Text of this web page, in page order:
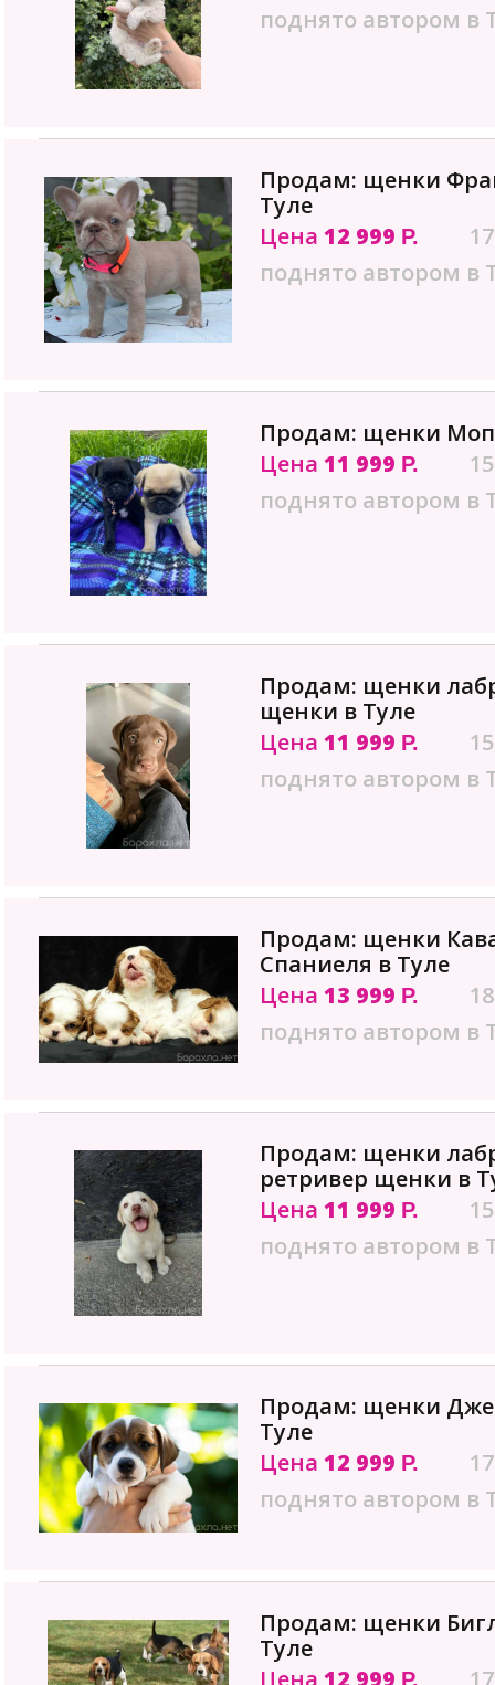
поднято автором в
Продам: щенки
Туле
Цена 12 999 Р.
поднято автором в
Продам: щенки
Цена 11 999 Р.
поднято автором в
Продам: щенки
щенки в Туле
Цена 11 999 Р.
поднято автором в
Продам: щенки
Спаниеля в Туле
Цена 13 999 Р.
поднято автором в
Продам: щенки
ретривер щенки в
Цена 11 999 Р.
поднято автором в
Продам: щенки
Туле
Цена 12 999 Р.
поднято автором в
Продам: щенки
Туле
Цена 12 999 Р.